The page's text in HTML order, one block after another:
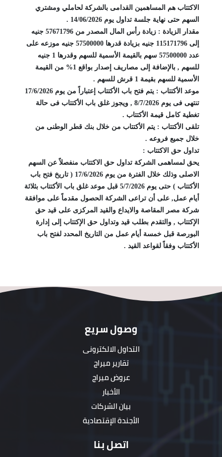
الاكتتاب هم المساهمين القدامى بالشركة لحاملي ومشتري
السهم حتى نهاية جلسة تداول يوم 14/06/2026 .
مقدار الزيادة : زيادة رأس المال المصدر من 57671796 جنيه
إلى 115171796 جنيه بزيادة قدرها 57500000 جنيه موزعه على
عدد 57500000 سهم بالقيمة الأسمية للسهم وقدرها 1 جنيه
للسهم , بالإضافة إلى مصاريف إصدار بواقع 1% من القيمة
الأسمية للسهم بقيمة 1 قرش للسهم .
موعد الأكتتاب : يتم فتح باب الأكتتاب إعتباراً من يوم 17/6/2026
تنتهى فى يوم 8/7/2026 , ويجوز غلق باب الأكتتاب فى حالة
تغطية كامل قيمة الأكتتاب .
تلقى الأكتتاب : يتم الأكتتاب من خلال بنك قطر الوطنى من
خلال جميع فروعه .
تداول حق الاكتتاب :
يحق لمساهمى الشركة تداول حق الاكتتاب منفصلاً عن السهم
الاصلى وذلك خلال الفترة من يوم 17/6/2026 ( تاريخ فتح باب
الأكتتاب ) حتى يوم 5/7/2026 قبل موعد غلق باب الأكتتاب بثلاثة
أيام عمل, على أن تراعى الشركة الحصول مقدماً على موافقة
شركة مصر المقاصة والايداع والقيد المركزى على قيد حق
الإكتتاب , والتقدم بطلب قيد وتداول حق الإكتتاب إلى إدارة
البورصة قبل خمسة أيام عمل من التاريخ المحدد لفتح باب
الأكتتاب وفقاً لقواعد القيد .
وصول سريع
التداول الالكترونى
تقارير ميراج
عروض ميراج
الأخبار
بيان الشركات
الأجندة الإقتصادية
اتصل بنا